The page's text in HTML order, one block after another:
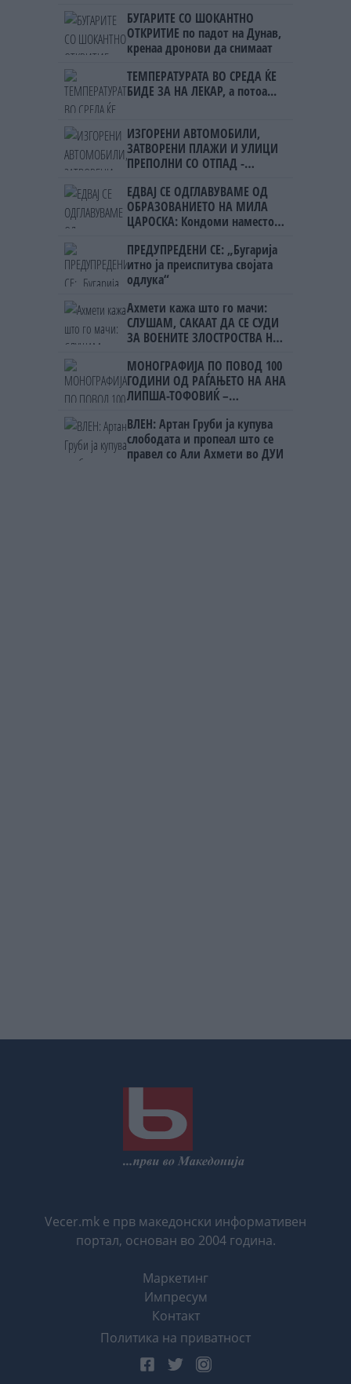
БУГАРИТЕ СО ШОКАНТНО
ОТКРИТИЕ по падот на Дунав,
кренаа дронови да снимаат
ТЕМПЕРАТУРАТА ВО СРЕДА ЌЕ
БИДЕ ЗА НА ЛЕКАР, а потоа...
ИЗГОРЕНИ АВТОМОБИЛИ,
ЗАТВОРЕНИ ПЛАЖИ И УЛИЦИ
ПРЕПОЛНИ СО ОТПАД -
мигрантскиот бран кон Сеута
ЕДВАЈ СЕ ОДГЛАВУВАМЕ ОД
ОБРАЗОВАНИЕТО НА МИЛА
ЦАРОСКА: Кондоми наместо
ПРЕДУПРЕДЕНИ СЕ: „Бугарија
итно ја преиспитува својата
одлука“
Ахмети кажа што го мачи:
СЛУШАМ, САКААТ ДА СЕ СУДИ
ЗА ВОЕНИТЕ ЗЛОСТРОСТВА НА
МОНОГРАФИЈА ПО ПОВОД 100
ГОДИНИ ОД РАЃАЊЕТО НА АНА
ЛИПША-ТОФОВИЌ –
„Охридско лето“
ВЛЕН: Артан Груби ја купува
слободата и пропеал што се
правел со Али Ахмети во ДУИ
Vecer.mk е прв македонски информативен
портал, основан во 2004 година.
Маркетинг
Импресум
Контакт
Политика на приватност